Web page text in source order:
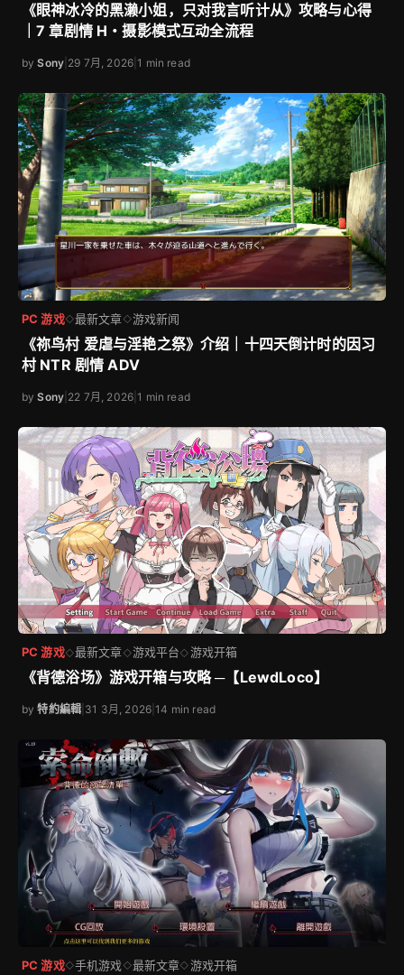
《眼神冰冷的黑濑小姐，只对我言听计从》攻略与心得
｜7 章剧情 H・摄影模式互动全流程
bySony 29 7月, 2026 |1 min read
PC 游戏◇最新文章◇游戏新闻
《祢鸟村 爱虐与淫艳之祭》介绍｜十四天倒计时的因习
村 NTR 剧情 ADV
bySony 22 7月, 2026 |1 min read
PC 游戏◇最新文章◇游戏平台◇游戏开箱
《背德浴场》游戏开箱与攻略 ─【LewdLoco】
by特約編輯 31 3月, 2026 |14 min read
PC 游戏◇手机游戏 ◇最新文章◇游戏开箱